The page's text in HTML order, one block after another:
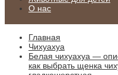
О нас
Главная
Чихуахуа
Белая чихуахуа —
как выбрать щенка